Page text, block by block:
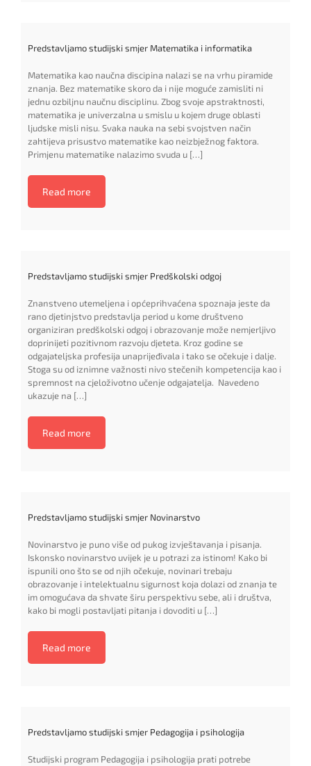
Predstavljamo studijski smjer Matematika i informatika
Matematika kao naučna discipina nalazi se na vrhu piramide
znanja. Bez matematike skoro da i nije moguće zamisliti ni
jednu ozbiljnu naučnu disciplinu. Zbog svoje apstraktnosti,
matematika je univerzalna u smislu u kojem druge oblasti
ljudske misli nisu. Svaka nauka na sebi svojstven način
zahtijeva prisustvo matematike kao neizbježnog faktora.
Primjenu matematike nalazimo svuda u […]
Read more
Predstavljamo studijski smjer Predškolski odgoj
Znanstveno utemeljena i općeprihvaćena spoznaja jeste da
rano djetinjstvo predstavlja period u kome društveno
organiziran predškolski odgoj i obrazovanje može nemjerljivo
doprinijeti pozitivnom razvoju djeteta. Kroz godine se
odgajateljska profesija unaprijeđivala i tako se očekuje i dalje.
Stoga su od iznimne važnosti nivo stečenih kompetencija kao i
spremnost na cjeloživotno učenje odgajatelja. Navedeno
ukazuje na […]
Read more
Predstavljamo studijski smjer Novinarstvo
Novinarstvo je puno više od pukog izvještavanja i pisanja.
Iskonsko novinarstvo uvijek je u potrazi za istinom! Kako bi
ispunili ono što se od njih očekuje, novinari trebaju
obrazovanje i intelektualnu sigurnost koja dolazi od znanja te
im omogućava da shvate širu perspektivu sebe, ali i društva,
kako bi mogli postavljati pitanja i dovoditi u […]
Read more
Predstavljamo studijski smjer Pedagogija i psihologija
Studijski program Pedagogija i psihologija prati potrebe